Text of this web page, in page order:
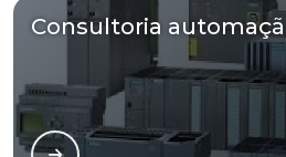
Consultoria